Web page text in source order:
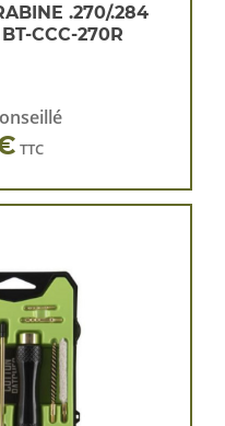
.270/.284
CCC-270R
TTC